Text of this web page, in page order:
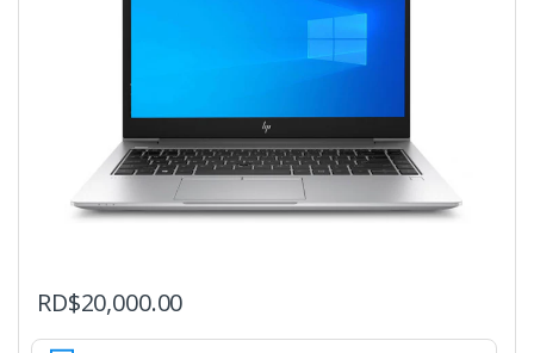
RD$20,000.00